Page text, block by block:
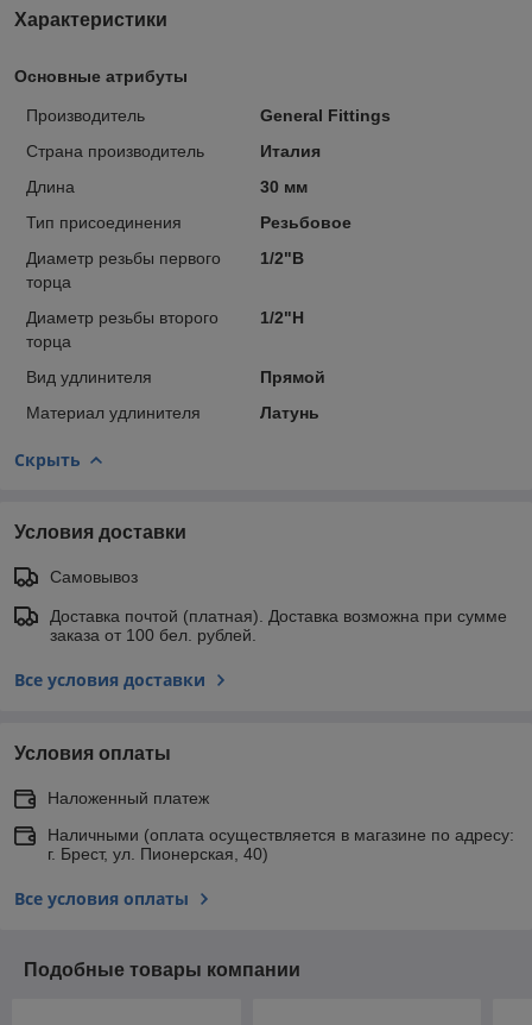
Характеристики
Основные атрибуты
Производитель
General Fittings
Страна производитель
Италия
Длина
30 мм
Тип присоединения
Резьбовое
Диаметр резьбы первого
торца
1/2"В
Диаметр резьбы второго
торца
1/2"Н
Вид удлинителя
Прямой
Материал удлинителя
Латунь
Скрыть
Условия доставки
Самовывоз
Доставка почтой (платная). Доставка возможна при сумме
заказа от 100 бел. рублей.
Все условия доставки
Условия оплаты
Наложенный платеж
Наличными (оплата осуществляется в магазине по адресу:
г. Брест, ул. Пионерская, 40)
Все условия оплаты
Подобные товары компании